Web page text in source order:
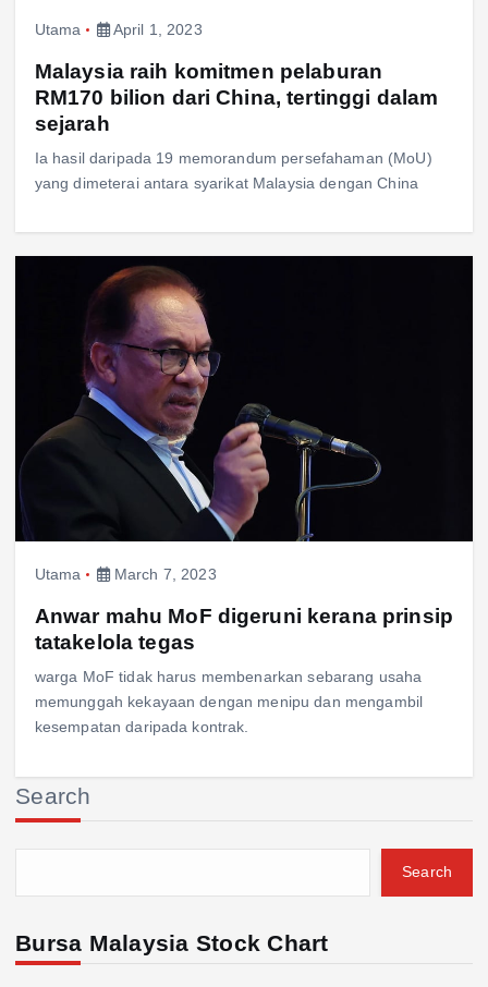
Utama April 1, 2023
Malaysia raih komitmen pelaburan
RM170 bilion dari China, tertinggi dalam
sejarah
Ia hasil daripada 19 memorandum persefahaman (MoU)
yang dimeterai antara syarikat Malaysia dengan China
Utama March 7, 2023
Anwar mahu MoF digeruni kerana prinsip
tatakelola tegas
warga MoF tidak harus membenarkan sebarang usaha
memunggah kekayaan dengan menipu dan mengambil
kesempatan daripada kontrak.
Search
Search
Bursa Malaysia Stock Chart